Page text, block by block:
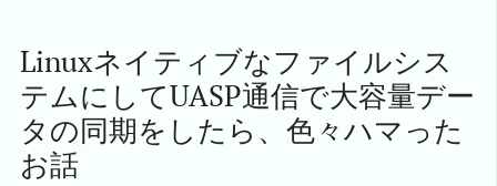
Linuxネイティブなファイルシス
テムにしてUASP通信で大容量デー
タの同期をしたら、色々ハマった
お話